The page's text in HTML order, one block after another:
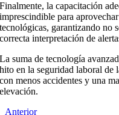
Finalmente, la capacitación
imprescindible para
tecnológicas, garantizando no
correcta interpretación de
La suma de tecnología
hito en la seguridad laboral
con menos accidentes y una
elevación.
Anterior